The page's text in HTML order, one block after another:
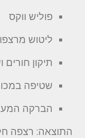
פוליש ווקס
ליטוש
תיקון
שטיפה
הברקה
התוצאה: רצפה